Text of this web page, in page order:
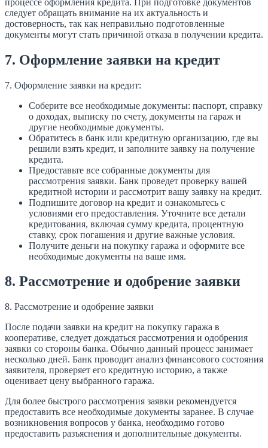
следует обращать внимание на их актуальность и
достоверность, так как неправильно подготовленные
документы могут стать причиной отказа в получении кредита.
7. Оформление заявки на кредит
7. Оформление заявки на кредит:
Соберите все необходимые документы: паспорт, справку
о доходах, выписку по счету, документы на гараж и
другие необходимые документы.
Обратитесь в банк или кредитную организацию, где вы
решили взять кредит, и заполните заявку на получение
кредита.
Предоставьте все собранные документы для
рассмотрения заявки. Банк проведет проверку вашей
кредитной истории и рассмотрит вашу заявку на кредит.
Подпишите договор на кредит и ознакомьтесь с
условиями его предоставления. Уточните все детали
кредитования, включая сумму кредита, процентную
ставку, срок погашения и другие важные условия.
Получите деньги на покупку гаража и оформите все
необходимые документы на ваше имя.
8. Рассмотрение и одобрение заявки
8. Рассмотрение и одобрение заявки
После подачи заявки на кредит на покупку гаража в
кооперативе, следует дождаться рассмотрения и одобрения
заявки со стороны банка. Обычно данный процесс занимает
несколько дней. Банк проводит анализ финансового состояния
заявителя, проверяет его кредитную историю, а также
оценивает цену выбранного гаража.
Для более быстрого рассмотрения заявки рекомендуется
предоставить все необходимые документы заранее. В случае
возникновения вопросов у банка, необходимо готово
предоставить разъяснения и дополнительные документы.